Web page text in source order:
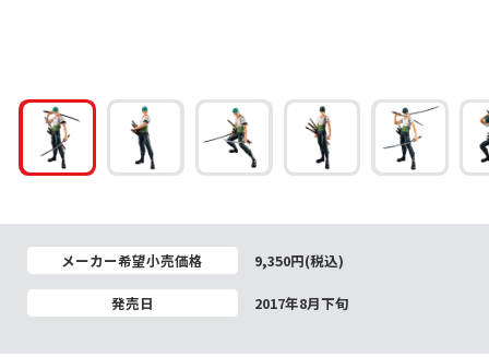
メーカー希望小売価格 9,350円(税込)
発売日 2017年8月下旬